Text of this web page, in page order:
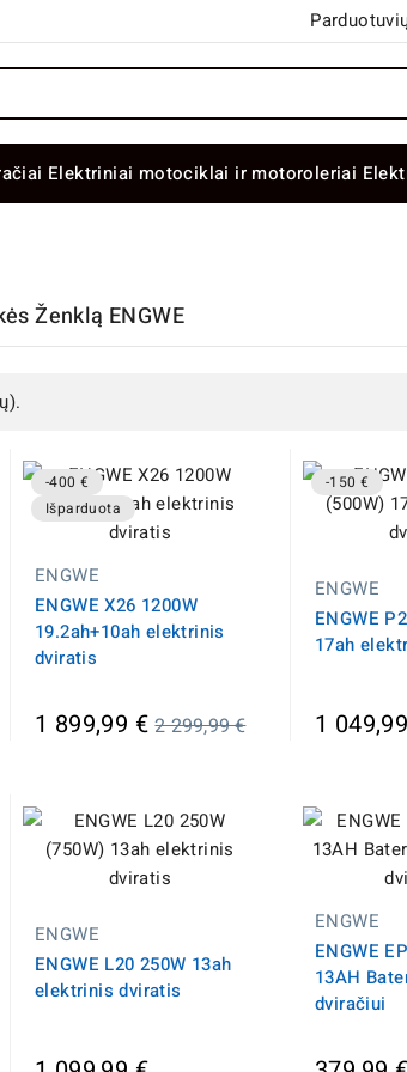
Elektriniai motociklai ir motoroleriai
Ženklą ENGWE
-400 €
Išparduota
ENGWE
ENGWE X26 1200W
19.2ah+10ah elektrinis
dviratis
1 899,99 €Įprasta
2 299,99 €
-150 €
ENGWE
ENGWE
17ah
1
ENGWE
ENGWE L20 250W 13ah
elektrinis dviratis
ENGWE
ENGWE
13AH
dviračiui